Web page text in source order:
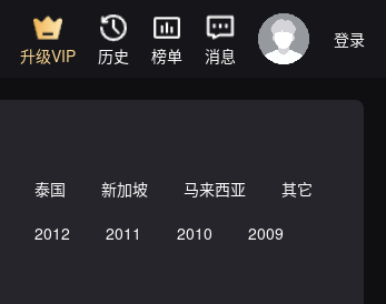
升级VIP 历史 榜单 消息
登录
泰国 新加坡 马来西亚
其它
2012 2011 2010
2009